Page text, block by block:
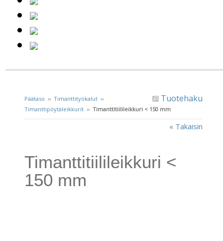
Tuotehaku
Päätaso ›› Timanttityökalut ››
Timanttipöytäleikkurit ›› Timanttitiilileikkuri < 150 mm
« Takaisin
Timanttitiilileikkuri <
150 mm